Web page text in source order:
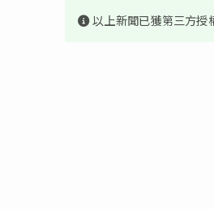
以上新聞已獲第三方授